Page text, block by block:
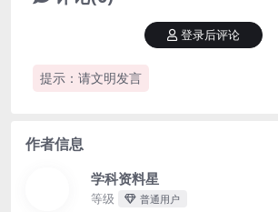
提示：请文明发言
登录后评论
作者信息
学科资料星
等级 普通用户